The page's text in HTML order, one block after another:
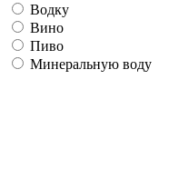
Водку
Вино
Пиво
Минеральную воду